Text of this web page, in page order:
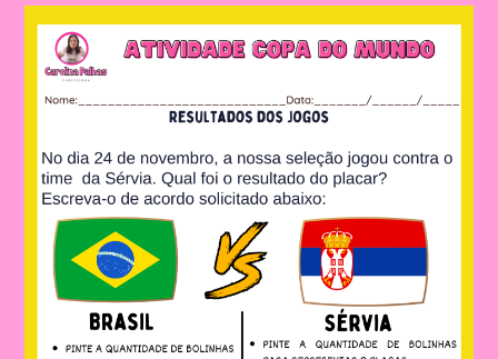
Mudo
(Japão)